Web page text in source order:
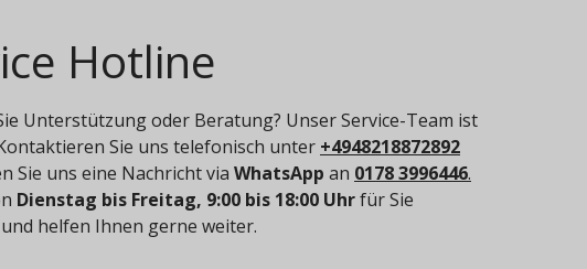
Hotline
Unterstützung oder Beratung? Unser Service-Team ist
Sie uns telefonisch unter +4948218872892
Sie uns eine Nachricht via WhatsApp an 0178 3996446.
Dienstag bis Freitag, 9:00 bis 18:00 Uhrfür Sie
helfen Ihnen gerne weiter.